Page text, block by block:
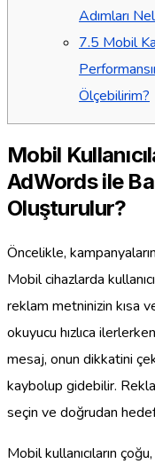
Adımları
7.5 Mobil
Ölçebilirim?
Mobil
AdWords ile
Oluşturulur?
Öncelikle,
Mobil cihazlarda
reklam metninizin kısa
okuyucu hızlıca
mesaj, onun dikkatini
kaybolup gidebilir.
seçin ve doğrudan
Mobil kullanıcıların